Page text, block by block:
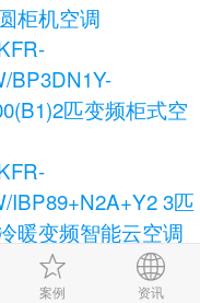
案例 资讯
柜机空调
BP3DN1Y-
匹变频柜式空
IBP89+N2A+Y2 3匹
暖变频智能云空调
72LW/AS36+N3
独立除湿柜式空调